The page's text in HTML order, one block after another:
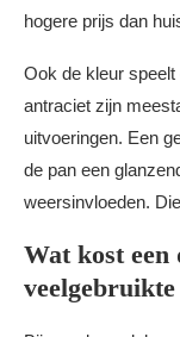
hogere prijs dan
Ook de kleur
antraciet zijn
uitvoeringen. Een
de pan een
weersinvloeden.
Wat kost